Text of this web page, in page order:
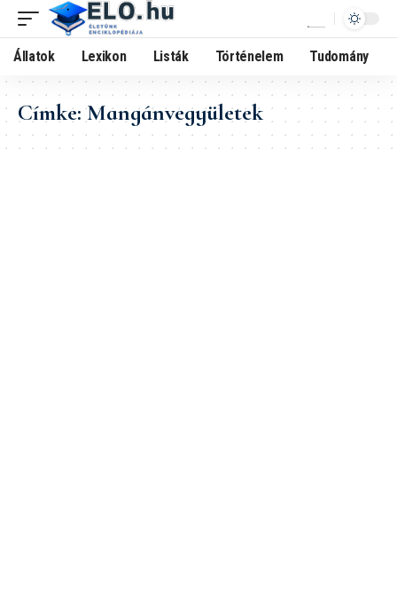
Állatok Lexikon Listák Történelem Tudomány
Címke:Mangánvegyületek